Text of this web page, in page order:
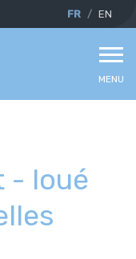
FR EN
MENU
- loué